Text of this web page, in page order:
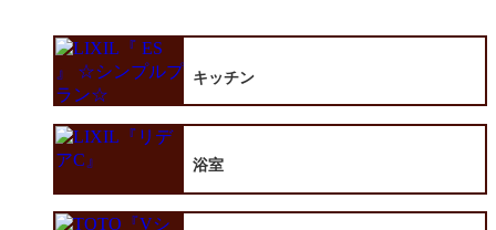
キッチン
浴室